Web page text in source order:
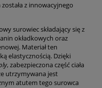
z innowacyjnego
surowiec składający się z
okładkowych oraz
Materiał ten
elastycznością. Dzięki
, zabezpieczona część ciała
utrzymywana jest
atutem tego surowca